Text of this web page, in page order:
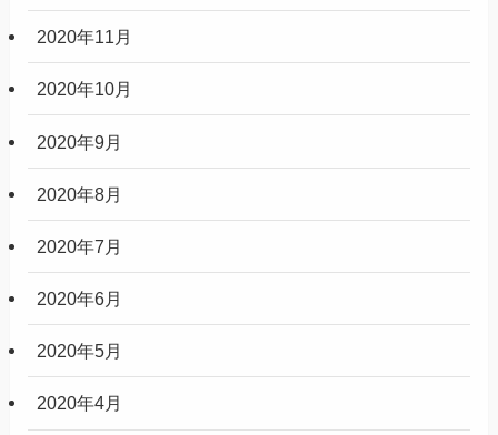
2020年11月
2020年10月
2020年9月
2020年8月
2020年7月
2020年6月
2020年5月
2020年4月